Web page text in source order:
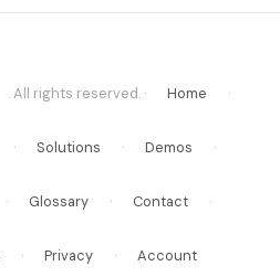
. All rights reserved. · Home ·
· Solutions · Demos ·
· Glossary · Contact ·
· Privacy · Account